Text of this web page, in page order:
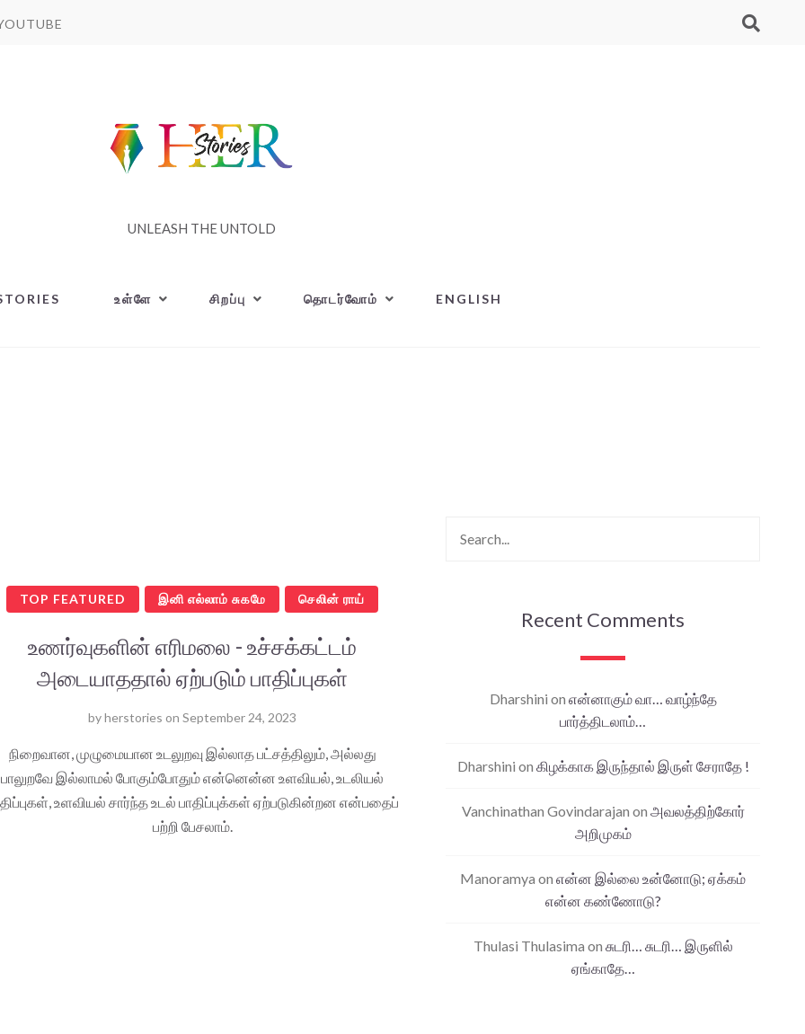
UNLEASH THE UNTOLD
உள்ளே சிறப்பு தொடர்வோம் ENGLISH
TOP FEATURED இனி எல்லாம் சுகமே செலின் ராய்
உணர்வுகளின் எரிமலை - உச்சக்கட்டம்
அடையாததால் ஏற்படும் பாதிப்புகள்
byherstories on September 24, 2023
நிறைவான, முழுமையான உடலுறவு இல்லாத பட்சத்திலும், அல்லது
பாலுறவே இல்லாமல் போகும்போதும் என்னென்ன உளவியல், உடலியல்
உளவியல் சார்ந்த உடல் பாதிப்புக்கள் ஏற்படுகின்றன என்பதைப்
பற்றி பேசலாம்.
Recent Comments
Dharshini on என்னாகும் வா… வாழ்ந்தே
பார்த்திடலாம்…
Dharshini on கிழக்காக இருந்தால் இருள் சேராதே !
Vanchinathan Govindarajan on அவலத்திற்கோர்
அறிமுகம்
Manoramya on என்ன இல்லை உன்னோடு; ஏக்கம்
என்ன கண்ணோடு?
Thulasi Thulasima on சுடரி… சுடரி… இருளில்
ஏங்காதே…